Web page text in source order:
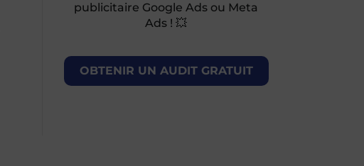
publicitaire Google Ads ou Meta
Ads ! 💥
OBTENIR UN AUDIT GRATUIT